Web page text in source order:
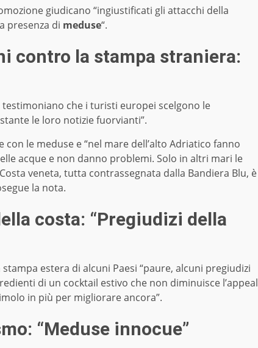
giudicano “ingiustificati gli attacchi della
presenza di meduse“.
contro la stampa straniera:
che i turisti europei scelgono le
le loro notizie fuorvianti”.
le meduse e “nel mare dell’alto Adriatico fanno
acque e non danno problemi. Solo in altri mari le
veneta, tutta contrassegnata dalla Bandiera Blu, è
la nota.
costa: “Pregiudizi della
estera di alcuni Paesi “paure, alcuni pregiudizi
di un cocktail estivo che non diminuisce l’appeal
in più per migliorare ancora”.
“Meduse innocue”